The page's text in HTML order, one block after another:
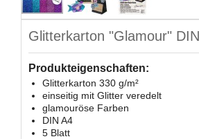
Glitterkarton "Glamour"
Produkteigenschaften:
Glitterkarton 330 g/m²
einseitig mit Glitter veredelt
glamouröse Farben
DIN A4
5 Blatt